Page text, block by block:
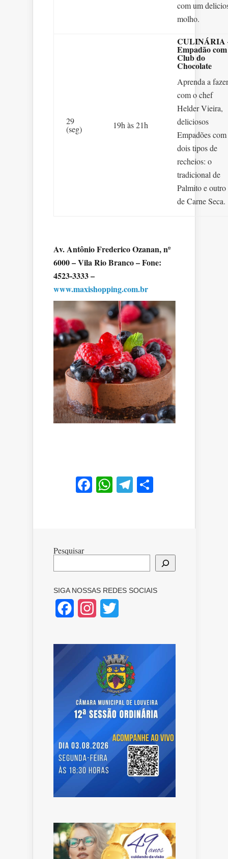
com um
molho.
29
(seg) 19h às 21h
CULINÁRIA
Empadão
Club do
Chocolate
Aprenda a
com o chef
Helder Vieira,
deliciosos
Empadões com
dois tipos de
recheios: o
tradicional de
Palmito e outro
de Carne Seca.
Av. Antônio Frederico Ozanan, nº
6000 – Vila Rio Branco – Fone:
4523-3333 –
www.maxishopping.com.br
Facebook
WhatsApp
Telegram
Pesquisar
SIGA NOSSAS REDES SOCIAIS
FacebookInstagram